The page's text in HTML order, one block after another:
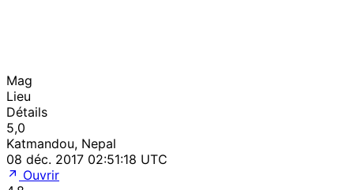
Mag
Lieu
Détails
5,0
Katmandou, Nepal
08 déc. 2017 02:51:18 UTC
Ouvrir